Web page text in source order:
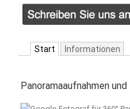
Start Informationen
Panoramaaufnahmen